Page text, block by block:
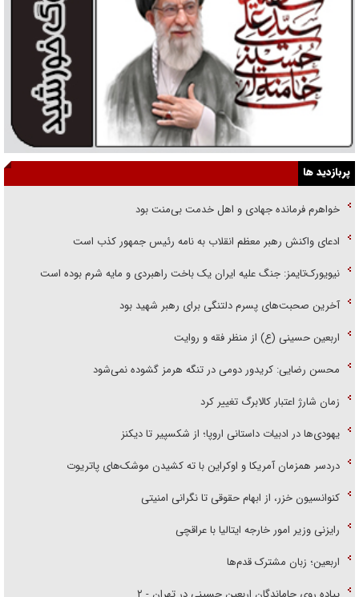
پربازدید ها
خواهرم فرمانده جهادی و اهل خدمت بی‌منت بود
ادعای واکنش رهبر معظم انقلاب به نامه رئیس جمهور کذب است
نیویورک‌تایمز: جنگ علیه ایران یک باخت راهبردی و مایه شرم بوده است
آخرین صحبت‌های پسرم دلتنگی برای رهبر شهید بود
اربعین حسینی (ع) از منظر فقه و روایت
محسن رضایی: کریدور دومی در تنگه هرمز گشوده نمی‌شود
زمان شارژ اعتبار کالابرگ تغییر کرد
یهودی‌ها در ادبیات داستانی اروپا؛ از شکسپیر تا دیکنز
دردسر همزمان آمریکا و اوکراین با ته کشیدن موشک‌های پاتریوت
کنوانسیون خزر، از ابهام حقوقی تا نگرانی امنیتی
رایزنی وزیر امور خارجه ایتالیا با عراقچی
اربعین؛ زبان مشترک قدم‌ها